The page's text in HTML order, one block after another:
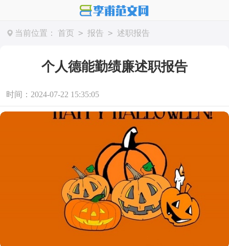
当前位置： 首页 > 报告 > 述职报告
个人德能勤绩廉述职报告
时间：2024-07-22 15:35:05